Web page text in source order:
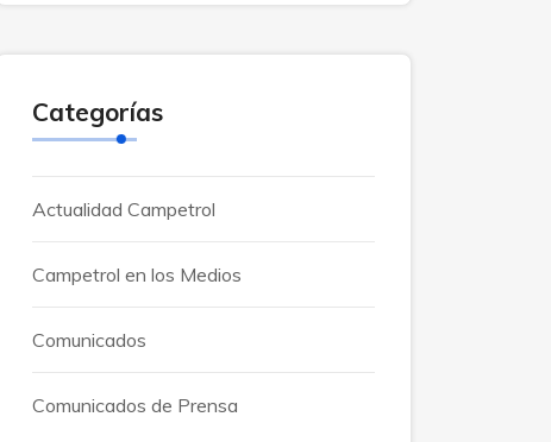
Categorías
Actualidad Campetrol
Campetrol en los Medios
Comunicados
Comunicados de Prensa